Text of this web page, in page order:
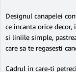
Designul canapelei
ce incanta orice
si liniile simple,
care sa te regasesti
Cadrul in care-ti